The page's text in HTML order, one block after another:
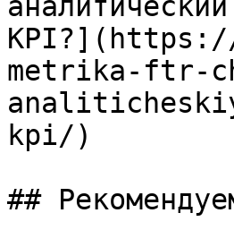
metrika-ftr-
kpi/)
##